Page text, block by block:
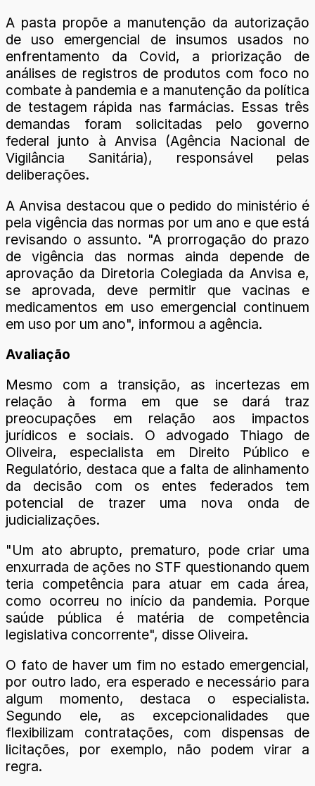
A pasta propõe a manutenção da autorização
de uso emergencial de insumos usados no
enfrentamento da Covid, a priorização de
análises de registros de produtos com foco no
combate à pandemia e a manutenção da política
de testagem rápida nas farmácias. Essas três
demandas foram solicitadas pelo governo
federal junto à Anvisa (Agência Nacional de
Vigilância Sanitária), responsável pelas
deliberações.
A Anvisa destacou que o pedido do ministério é
pela vigência das normas por um ano e que está
revisando o assunto. "A prorrogação do prazo
de vigência das normas ainda depende de
aprovação da Diretoria Colegiada da Anvisa e,
se aprovada, deve permitir que vacinas e
medicamentos em uso emergencial continuem
em uso por um ano", informou a agência.
Avaliação
Mesmo com a transição, as incertezas em
relação à forma em que se dará traz
preocupações em relação aos impactos
jurídicos e sociais. O advogado Thiago de
Oliveira, especialista em Direito Público e
Regulatório, destaca que a falta de alinhamento
da decisão com os entes federados tem
potencial de trazer uma nova onda de
judicializações.
"Um ato abrupto, prematuro, pode criar uma
enxurrada de ações no STF questionando quem
teria competência para atuar em cada área,
como ocorreu no início da pandemia. Porque
saúde pública é matéria de competência
legislativa concorrente", disse Oliveira.
O fato de haver um fim no estado emergencial,
por outro lado, era esperado e necessário para
algum momento, destaca o especialista.
Segundo ele, as excepcionalidades que
flexibilizam contratações, com dispensas de
licitações, por exemplo, não podem virar a
regra.